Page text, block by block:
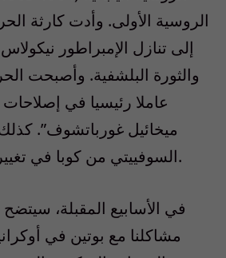
الروسية الأولى. وأدت كارثة
إلى تنازل الإمبراطور
والثورة البلشفية. وأصبحت
عاملا رئيسيا في
ميخائيل غورباتشوف”.
السوفييتي من كوبا في تغيير نيكيتا خروتشوف.
في الأسابيع المقبلة، سيتضح
مشاكلنا مع بوتين في